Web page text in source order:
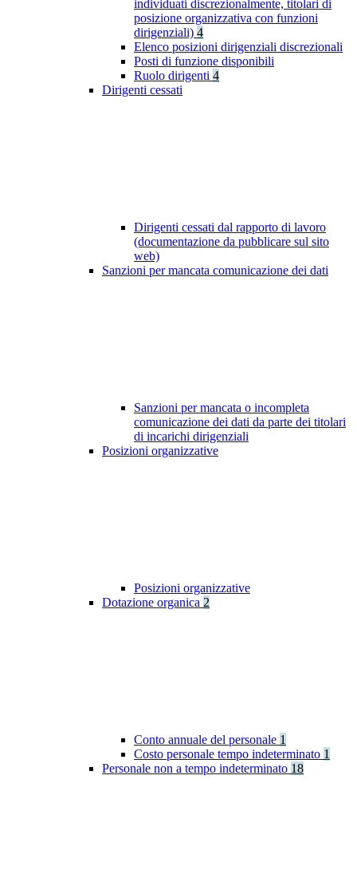
individuati discrezionalmente, titolari di
posizione organizzativa con funzioni
dirigenziali) 4
Elenco posizioni dirigenziali discrezionali
Posti di funzione disponibili
Ruolo dirigenti 4
Dirigenti cessati
Dirigenti cessati dal rapporto di lavoro
(documentazione da pubblicare sul sito
web)
Sanzioni per mancata comunicazione dei dati
Sanzioni per mancata o incompleta
comunicazione dei dati da parte dei titolari
di incarichi dirigenziali
Posizioni organizzative
Posizioni organizzative
Dotazione organica 2
Conto annuale del personale 1
Costo personale tempo indeterminato 1
Personale non a tempo indeterminato 18